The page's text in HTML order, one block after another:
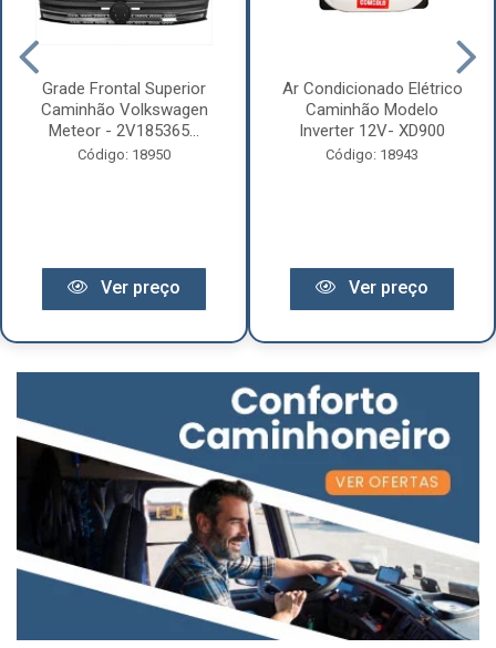
Grade Frontal Superior
Caminhão Volkswagen
Meteor - 2V185365...
Código: 18950
Ver preço
Ar Condicionado Elétrico
Caminhão Modelo
Inverter 12V- XD900
Código: 18943
Ver preço